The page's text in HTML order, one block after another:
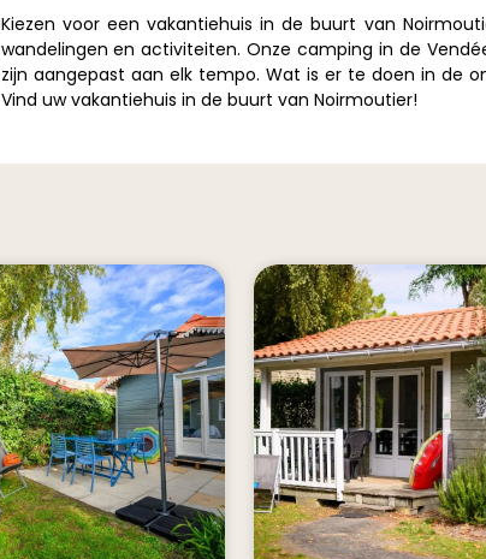
Kiezen voor een vakantiehuis in de buurt van
wandelingen en activiteiten. Onze camping in de
zijn aangepast aan elk tempo. Wat is er te doen in de
Vind uw vakantiehuis in de buurt van Noirmoutier!